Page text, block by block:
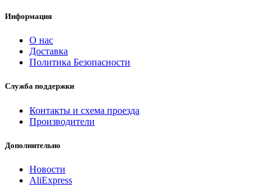
Информация
О нас
Доставка
Политика Безопасности
Служба поддержки
Контакты и схема проезда
Производители
Дополнительно
Новости
AliExpress